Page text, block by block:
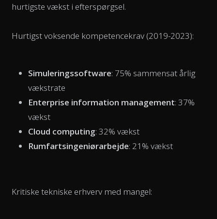
hurtigste vækst i efterspørgsel.
Hurtigst voksende kompetencekrav (2019-2023):
Simuleringssoftware: 75% sammensat årlig
vækstrate
Enterprise information management: 37%
vækst
Cloud computing: 32% vækst
Rumfartsingeniørarbejde: 21% vækst
Kritiske tekniske erhverv med mangel: